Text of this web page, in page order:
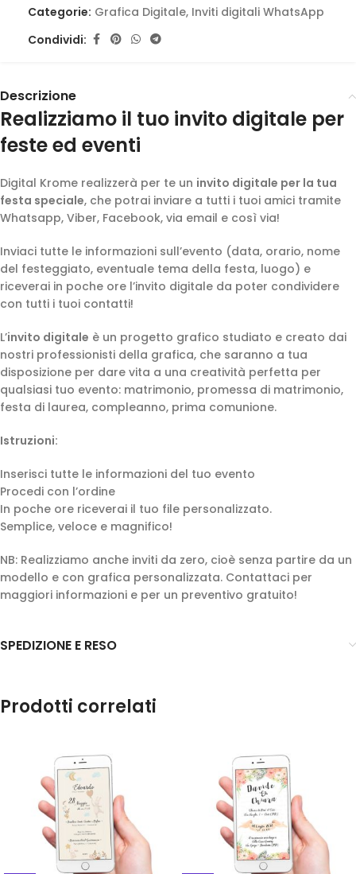
Categorie: Grafica Digitale, Inviti digitali WhatsApp
Condividi:
Descrizione
Realizziamo il tuo invito digitale per
feste ed eventi
Digital Krome realizzerà per te un invito digitale per la tua
festa speciale, che potrai inviare a tutti i tuoi amici tramite
Whatsapp, Viber, Facebook, via email e così via!
Inviaci tutte le informazioni sull’evento (data, orario, nome
del festeggiato, eventuale tema della festa, luogo) e
riceverai in poche ore l’invito digitale da poter condividere
con tutti i tuoi contatti!
L’invito digitale è un progetto grafico studiato e creato dai
nostri professionisti della grafica, che saranno a tua
disposizione per dare vita a una creatività perfetta per
qualsiasi tuo evento: matrimonio, promessa di matrimonio,
festa di laurea, compleanno, prima comunione.
Istruzioni:
Inserisci tutte le informazioni del tuo evento
Procedi con l’ordine
In poche ore riceverai il tuo file personalizzato.
Semplice, veloce e magnifico!
NB: Realizziamo anche inviti da zero, cioè senza partire da un
modello e con grafica personalizzata. Contattaci per
maggiori informazioni e per un preventivo gratuito!
SPEDIZIONE E RESO
Prodotti correlati